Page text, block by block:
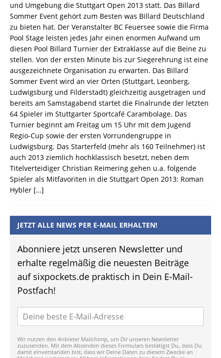
und Umgebung die Stuttgart Open 2013 statt. Das Billard
Sommer Event gehört zum Besten was Billard Deutschland
zu bieten hat. Der Veranstalter BC Feuersee sowie die Firma
Pool Stage leisten jedes Jahr einen enormen Aufwand um
diesen Pool Billard Turnier der Extraklasse auf die Beine zu
stellen. Von der ersten Minute bis zur Siegerehrung ist eine
ausgezeichnete Organisation zu erwarten. Das Billard
Sommer Event wird an vier Orten (Stuttgart, Leonberg,
Ludwigsburg und Filderstadt) gleichzeitig ausgetragen und
bereits am Samstagabend startet die Finalrunde der letzten
64 Spieler im Stuttgarter Sportcafé Carambolage. Das
Turnier beginnt am Freitag um 15 Uhr mit dem Jugend
Regio-Cup sowie der ersten Vorrundengruppe in
Ludwigsburg. Das Starterfeld (mehr als 160 Teilnehmer) ist
auch 2013 ziemlich hochklassisch besetzt, neben dem
Titelverteidiger Christian Reimering gehen u.a. folgende
Spieler als Mitfavoriten in die Stuttgart Open 2013: Roman
Hybler […]
JETZT ALLE NEWS PER E-MAIL ERHALTEN!
Abonniere jetzt unseren Newsletter und
erhalte regelmäßig die neuesten Beiträge
auf sixpockets.de praktisch in Dein E-Mail-
Postfach!
Wir nutzen den Anbieter Mailchimp, um Dir unseren Newsletter
zuzusenden. Mit dem Absenden dieses Formulars bestätigst Du, dass Du
damit einverstanden bist, dass wir Deine Daten zu diesem Zwecke an